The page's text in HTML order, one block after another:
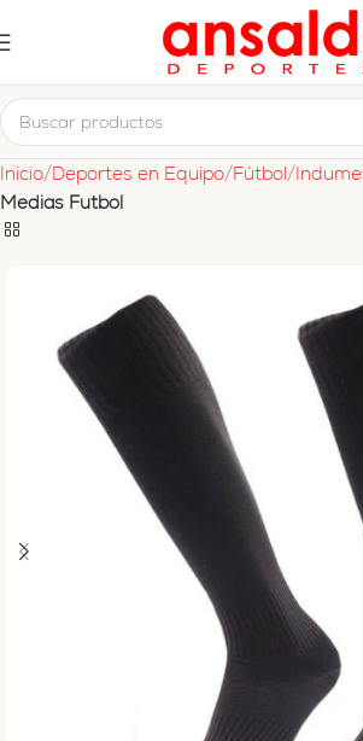
Inicio Deportes en Equipo Fútbol
Medias Futbol